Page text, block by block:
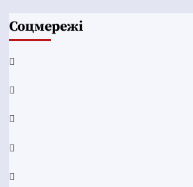
Соцмережі
Facebook
YouTube
Telegram
Instagram
Twitter